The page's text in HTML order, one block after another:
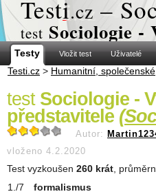
Testi.cz –
test Sociologie -
Testy Vložit test Uživatelé
Testi.cz > Humanitní, společenské
test Sociologie -
představitele (
Autor:
vloženo 4.2.2020
Test vyzkoušen 260 krát,
formalismus